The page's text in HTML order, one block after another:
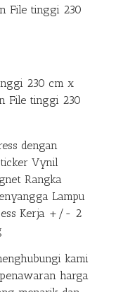
File tinggi 230
230 cm x
File tinggi 230
dengan
Vynil
Rangka
Lampu
Kerja +/- 2
kami
harga